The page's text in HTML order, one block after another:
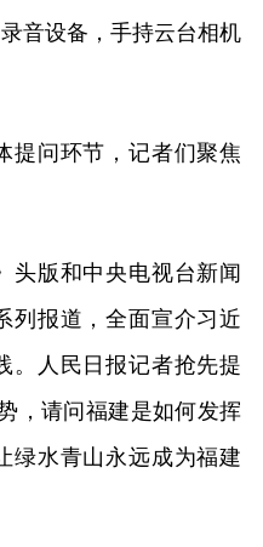
音设备，手持云台相机
问环节，记者们聚焦
版和中央电视台新闻
列报道，全面宣介习近
。人民日报记者抢先提
，请问福建是如何发挥
绿水青山永远成为福建